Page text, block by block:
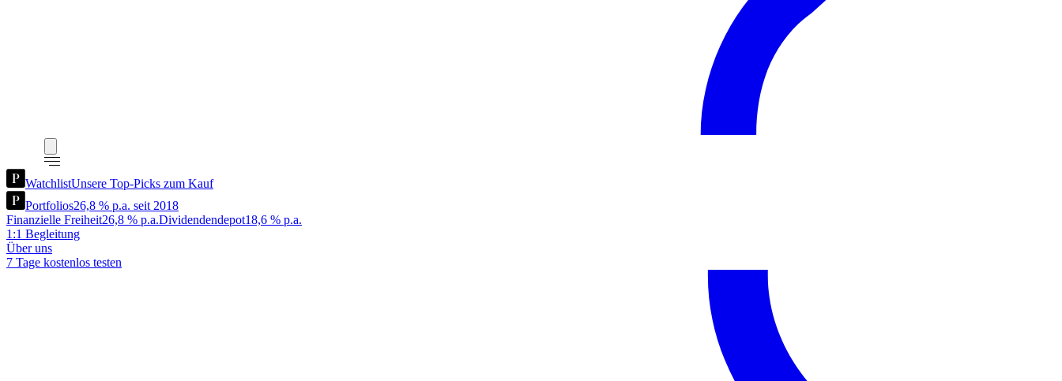
WatchlistUnsere Top-Picks zum Kauf
Portfolios26,8 % p.a. seit 2018
Finanzielle Freiheit26,8 % p.a.Dividendendepot18,6 % p.a.
1:1 Begleitung
Über uns
7 Tage kostenlos testen